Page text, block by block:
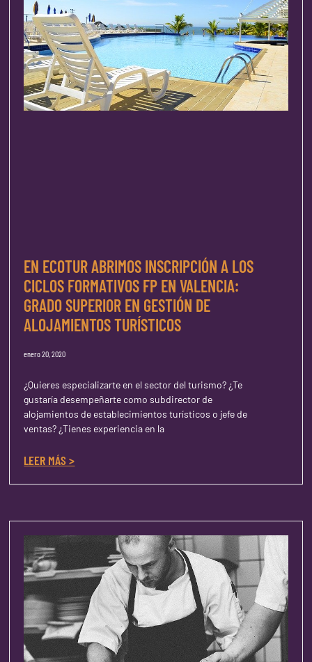
EN ECOTUR ABRIMOS INSCRIPCIÓN A LOS
CICLOS FORMATIVOS FP EN VALENCIA:
GRADO SUPERIOR EN GESTIÓN DE
ALOJAMIENTOS TURÍSTICOS
enero 20, 2020
¿Quieres especializarte en el sector del turismo? ¿Te
gustaría desempeñarte como subdirector de
alojamientos de establecimientos turísticos o jefe de
ventas? ¿Tienes experiencia en la
LEER MÁS >